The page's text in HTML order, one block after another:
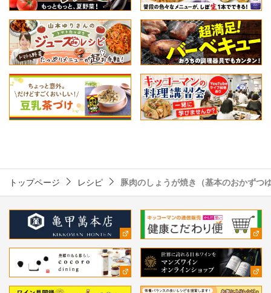
トップページ レシピ 豚肉のしょうが焼き（基本のおかずつ